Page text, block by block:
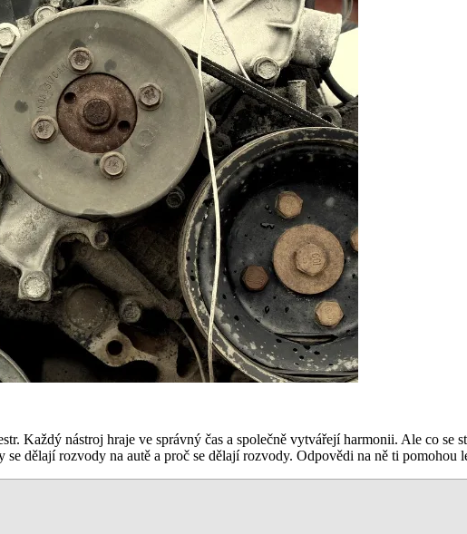
Každý nástroj hraje ve správný čas a společně vytvářejí harmonii. Ale co
dělají rozvody na autě a proč se dělají rozvody. Odpovědi na ně ti pomohou